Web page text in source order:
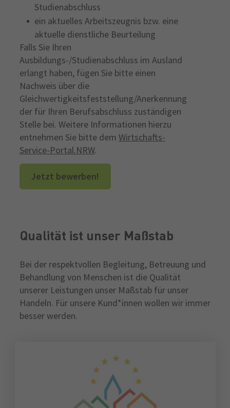
Studienabschluss
ein aktuelles Arbeitszeugnis bzw. eine
aktuelle dienstliche Beurteilung
Falls Sie Ihren
Ausbildungs-/Studienabschluss im Ausland
erlangt haben, fügen Sie bitte einen
Nachweis über die
Gleichwertigkeitsfeststellung/Anerkennung
der für Ihren Berufsabschluss zuständigen
Stelle bei. Weitere Informationen hierzu
entnehmen Sie bitte dem Wirtschafts-
Service-Portal.NRW.
Jetzt bewerben!
Qualität ist unser Maßstab
Bei der respektvollen Begleitung, Betreuung und
Behandlung von Menschen ist die Qualität
unserer Leistungen unser Maßstab für unser
Handeln. Für unsere Kund*innen wollen wir immer
besser werden.